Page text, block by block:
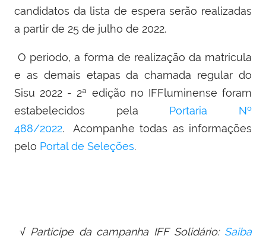
candidatos da lista de espera serão realizadas
a partir de 25 de julho de 2022.
O período, a forma de realização da matrícula
e as demais etapas da chamada regular do
Sisu 2022 - 2ª edição no IFFluminense foram
estabelecidos pela Portaria Nº
488/2022.
Acompanhe todas as informações
pelo Portal de Seleções.
√ Participe da campanha IFF Solidário: Saiba